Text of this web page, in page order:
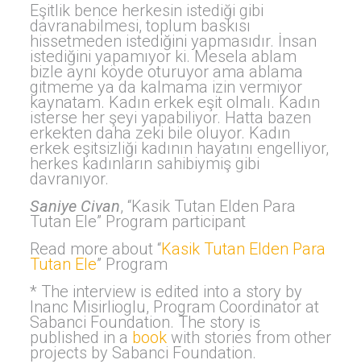
Eşitlik bence herkesin istediği gibi
davranabilmesi, toplum baskısı
hissetmeden istediğini yapmasıdır. İnsan
istediğini yapamıyor ki. Mesela ablam
bizle aynı köyde oturuyor ama ablama
gitmeme ya da kalmama izin vermiyor
kaynatam. Kadın erkek eşit olmalı. Kadın
isterse her şeyi yapabiliyor. Hatta bazen
erkekten daha zeki bile oluyor. Kadın
erkek eşitsizliği kadının hayatını engelliyor,
herkes kadınların sahibiymiş gibi
davranıyor.
Saniye Civan, “Kasik Tutan Elden Para
Tutan Ele” Program participant
Read more about “Kasik Tutan Elden Para
Tutan Ele” Program
* The interview is edited into a story by
Inanc Misirlioglu, Program Coordinator at
Sabanci Foundation. The story is
published in a bookwith stories from other
projects by Sabanci Foundation.